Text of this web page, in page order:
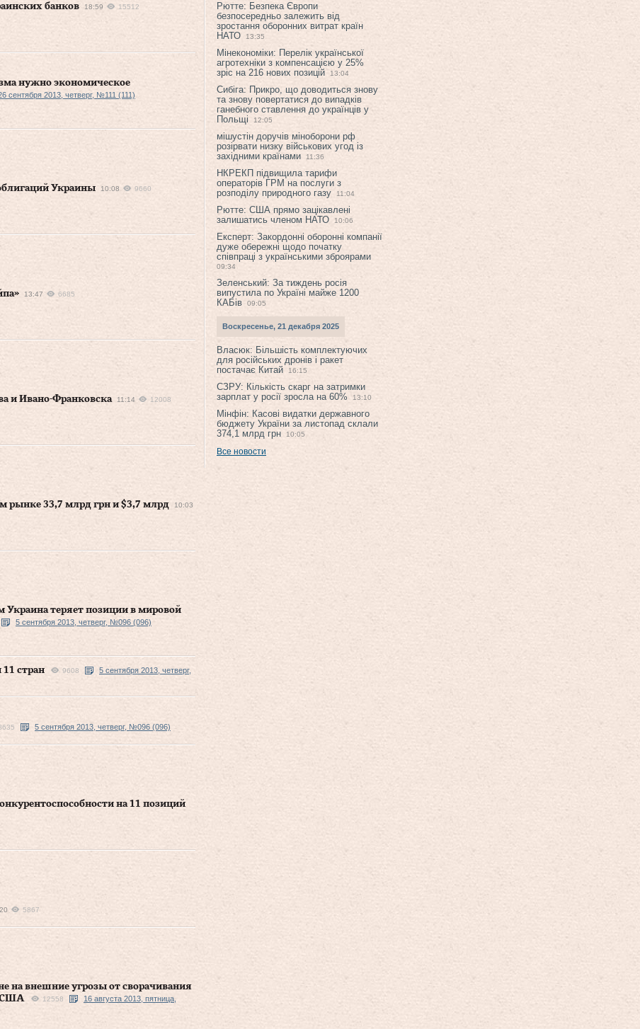
банков
18:59 15512
нужно экономическое
сентября 2013, четверг, №111 (111)
Украины
10:08 9660
13:47 6685
и Ивано-Франковска
11:14 12008
рынке 33,7 млрд грн и $3,7 млрд
10:03
Украина теряет позиции в мировой
5 сентября 2013, четверг, №096 (096)
стран 9608
5 сентября 2013, четверг,
5 сентября 2013, четверг, №096 (096)
на 11 позиций
5867
на внешние угрозы от сворачивания
США
12558
16 августа 2013, пятница,
Рютте: Безпека Європи
безпосередньо залежить від
зростання оборонних витрат країн
НАТО
13:35
Мінекономіки: Перелік української
агротехніки з компенсацією у 25%
зріс на 216 нових позицій
13:04
Сибіга: Прикро, що доводиться знову
та знову повертатися до випадків
ганебного ставлення до українців у
Польщі
12:05
мішустін доручів міноборони рф
розірвати низку військових угод із
західними країнами
11:36
НКРЕКП підвищила тарифи
операторів ГРМ на послуги з
розподілу природного газу
11:04
Рютте: США прямо зацікавлені
залишатись членом НАТО
10:06
Експерт: Закордонні оборонні компанії
дуже обережні щодо початку
співпраці з українськими зброярами
09:34
Зеленський: За тиждень росія
випустила по Україні майже 1200
КАБів
09:05
Воскресенье, 21 декабря 2025
Власюк: Більшість комплектуючих
для російських дронів і ракет
постачає Китай
16:15
СЗРУ: Кількість скарг на затримки
зарплат у росії зросла на 60%
13:10
Мінфін: Касові видатки державного
бюджету України за листопад склали
374,1 млрд грн
10:05
Все новости